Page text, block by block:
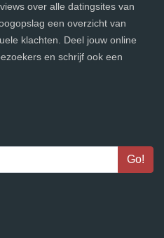
over alle datingsites van
een overzicht van
klachten. Deel jouw online
en schrijf ook een